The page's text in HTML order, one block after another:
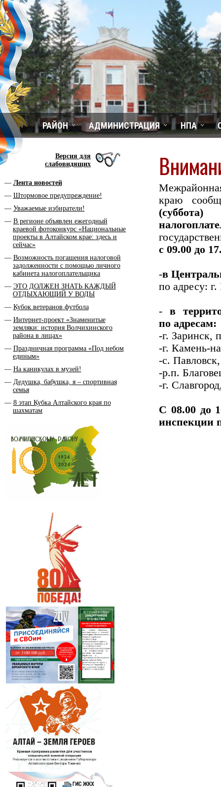
РАЙОН АДМИНИСТРАЦИЯ НПА
Версия для
слабовидящих
Лента новостей
Штормовое предупреждение!
Уважаемые избиратели!
В регионе объявлен ежегодный
краевой фотоконкурс «Национальные
проекты в Алтайском крае: здесь и
сейчас»
Возможность погашения налоговой
задолженности с помощью личного
кабинета налогоплательщика
ЭТО ДОЛЖЕН ЗНАТЬ КАЖДЫЙ
ОТДЫХАЮЩИЙ У ВОДЫ
Кубок ветеранов футбола
Интернет-проект «Знаменитые
земляки: история Волчихинского
района в лицах»
Праздничная программа «Под небом
единым»
На каникулах в музей!
Дедушка, бабушка, я – спортивная
семья
8 этап Кубка Алтайского края по
шахматам
краю
с 09.00 до
-в
по адресу:
- в
по адресам:
-г. Заринск,
-г. Камень-
-с.
-р.п.
-г.
С 08.00 до
инспекции